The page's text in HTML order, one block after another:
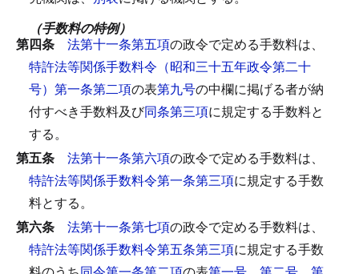
（手数料の特例）
第四条 法第十一条第五項の政令で定める手数料は、
特許法等関係手数料令（昭和三十五年政令第二十
号）第一条第二項の表第九号の中欄に掲げる者が納
付すべき手数料及び同条第三項に規定する手数料と
する。
第五条 法第十一条第六項の政令で定める手数料は、
特許法等関係手数料令第一条第三項に規定する手数
料とする。
第六条 法第十一条第七項の政令で定める手数料は、
特許法等関係手数料令第五条第三項に規定する手数